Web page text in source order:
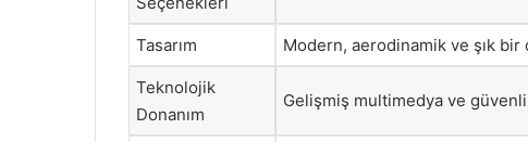
Tasarım Modern, aerodinamik ve şık
Teknolojik
Donanım
Gelişmiş multimedya ve